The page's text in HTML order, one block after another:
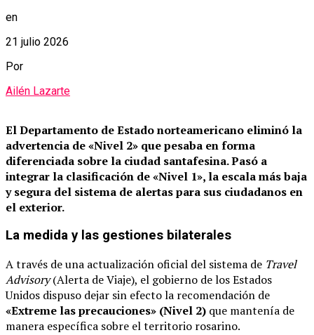
en
21 julio 2026
Por
Ailén Lazarte
El Departamento de Estado norteamericano eliminó la
advertencia de «Nivel 2» que pesaba en forma
diferenciada sobre la ciudad santafesina.Pasó a
integrar la clasificación de «Nivel 1», la escala más baja
y segura del sistema de alertas para sus ciudadanos en
el exterior.
La medida y las gestiones bilaterales
A través de una actualización oficial del sistema de Travel
Advisory(Alerta de Viaje), el gobierno de los Estados
Unidos dispuso dejar sin efecto la recomendación de
«Extreme las precauciones» (Nivel 2) que mantenía de
manera específica sobre el territorio rosarino.